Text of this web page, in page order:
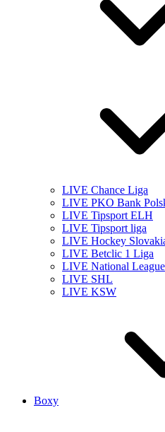
LIVE Chance Liga
LIVE PKO Bank
LIVE Tipsport ELH
LIVE Tipsport liga
LIVE Hockey
LIVE Betclic 1 Liga
LIVE National League
LIVE SHL
LIVE KSW
Boxy